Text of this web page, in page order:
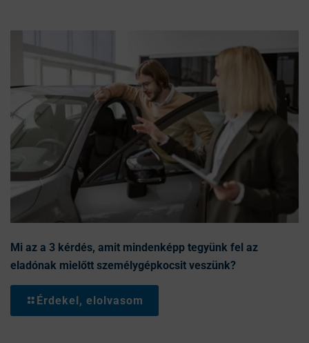
Mi az a 3 kérdés, amit mindenképp tegyünk fel az
eladónak mielőtt személygépkocsit veszünk?
Érdekel, elolvasom